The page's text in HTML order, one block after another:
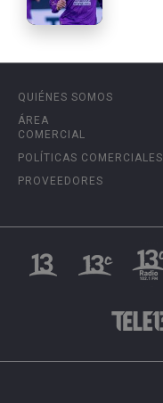
QUIÉNES SOMOS
ÁREA
COMERCIAL
POLÍTICAS COMERCIALES
PROVEEDORES